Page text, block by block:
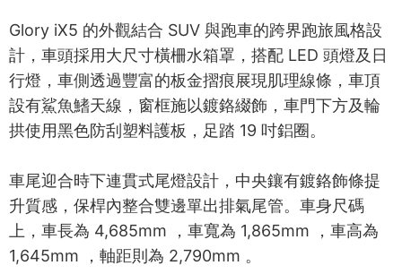
Glory iX5 的外觀結合 SUV 與跑車的跨界跑旅風格設
計，車頭採用大尺寸橫柵水箱罩，搭配 LED 頭燈及日
行燈，車側透過豐富的板金摺痕展現肌理線條，車頂
設有鯊魚鰭天線，窗框施以鍍鉻綴飾，車門下方及輪
拱使用黑色防刮塑料護板，足踏 19 吋鋁圈。
車尾迎合時下連貫式尾燈設計，中央鑲有鍍鉻飾條提
升質感，保桿內整合雙邊單出排氣尾管。車身尺碼
上，車長為 4,685mm ，車寬為 1,865mm ，車高為
1,645mm ，軸距則為 2,790mm 。